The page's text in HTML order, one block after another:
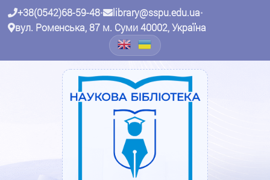
+38(0542)68-59-48• library@sspu.edu.ua•
вул. Роменська, 87 м. Суми 40002, Україна